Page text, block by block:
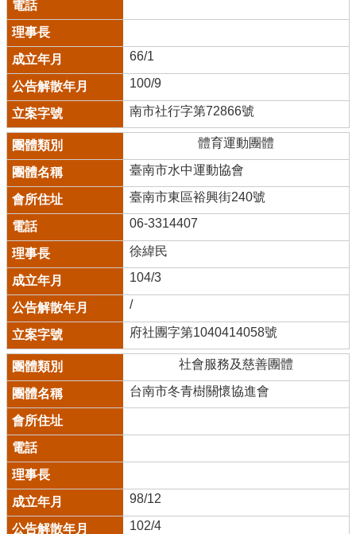
66/1
100/9
南市社行字第72866號
體育運動團體
臺南市水中運動協會
臺南市東區裕興街240號
06-3314407
徐緯民
104/3
/
府社團字第1040414058號
社會服務及慈善團體
台南市冬青樹關懷協進會
98/12
102/4